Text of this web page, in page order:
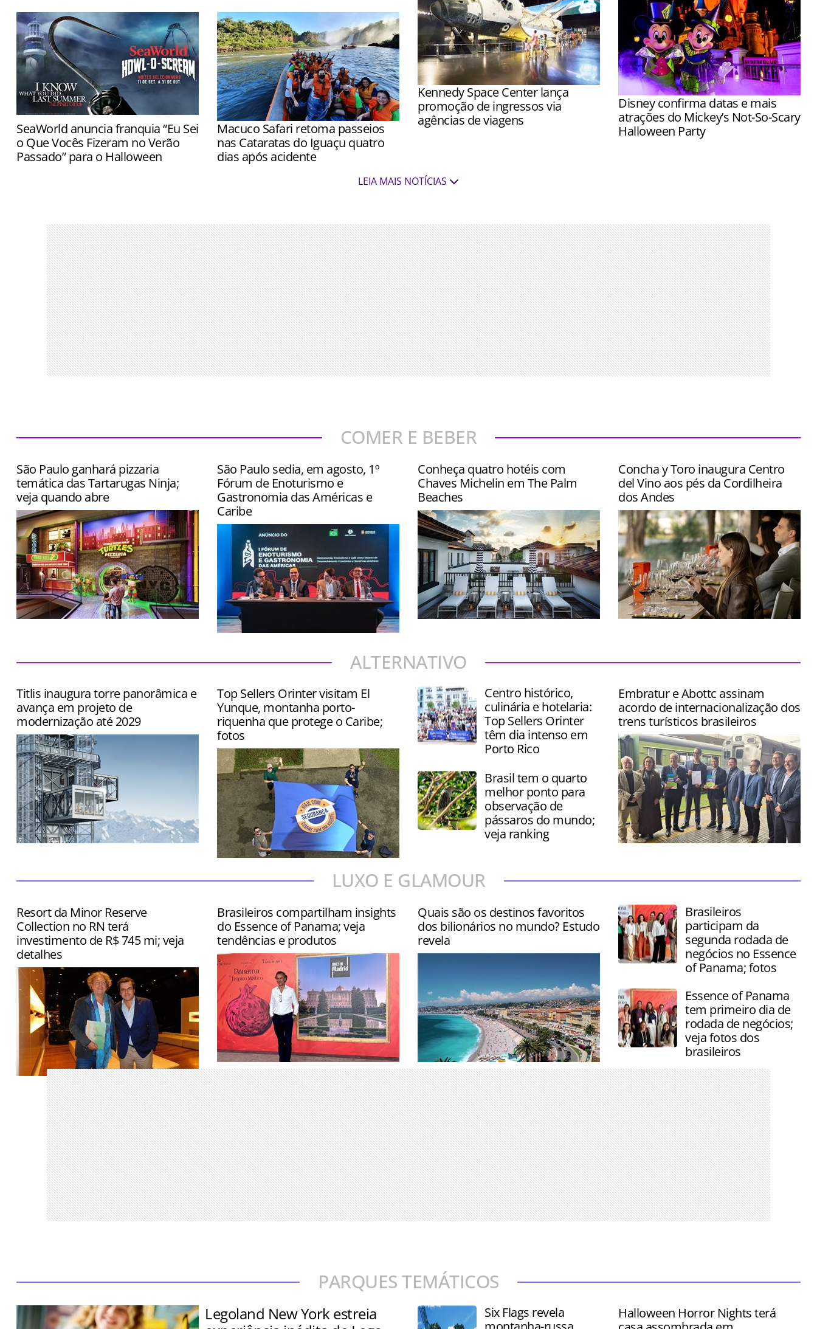
Número de turistas em Barcelona diminuiu, mas gasto médio aumentou, segundo
Agência Catalana de Turismo
Kennedy Space Center lança
promoção de ingressos via
agências de viagens
Disney confirma datas e mais
atrações do Mickey’s Not-So-Scary
Halloween Party
SeaWorld anuncia franquia “Eu Sei
o Que Vocês Fizeram no Verão
Passado” para o Halloween
Macuco Safari retoma passeios
nas Cataratas do Iguaçu quatro
dias após acidente
Passeios voltaram a ser realizados aLEIA MAIS NOTÍCIAS
COMER E BEBER
São Paulo ganhará pizzaria
temática das Tartarugas Ninja;
veja quando abre
São Paulo sedia, em agosto, 1º
Fórum de Enoturismo e
Gastronomia das Américas e
Caribe
exposição de produtos como vinhos,
queijos, cafés e chocolates
Conheça quatro hotéis com
Chaves Michelin em The Palm
Beaches
alto padrão
Concha y Toro inaugura Centro
del Vino aos pés da Cordilheira
dos Andes
ALTERNATIVO
Titlis inaugura torre panorâmica e
avança em projeto de
modernização até 2029
Top Sellers Orinter visitam El
Yunque, montanha porto-
riquenha que protege o Caribe;
fotos
inspections nos hotéis Wyndham
Grand Rio Mar e Hyatt Centric Isla Ver…
Centro histórico,
culinária e hotelaria:
Top Sellers Orinter
têm dia intenso em
Porto Rico
Embratur e Abottc assinam
acordo de internacionalização dos
trens turísticos brasileiros
Express, em Curitiba
Brasil tem o quarto
melhor ponto para
observação de
pássaros do mundo;
veja ranking
LUXO E GLAMOUR
Resort da Minor Reserve
Collection no RN terá
investimento de R$ 745 mi; veja
detalhes
Aventora Baía Formosa Resort terá 70
quartos, 28 villas branded residences e
será inaugurado em 2029
Brasileiros compartilham insights
do Essence of Panama; veja
tendências e produtos
Encontro reuniu associados e
parceiros Serandipians e Takumians by
Traveller Made de 77 países
Quais são os destinos favoritos
dos bilionários no mundo? Estudo
revela
Pesquisa analisou 25 destinos para
determinar onde os viajantes mais
ricos escolhem passar seu tempo
Brasileiros
participam da
segunda rodada de
negócios no Essence
of Panama; fotos
Essence of Panama
tem primeiro dia de
rodada de negócios;
veja fotos dos
brasileiros
PARQUES TEMÁTICOS
Legoland New York estreia
Six Flags revela
Halloween Horror Nights terá